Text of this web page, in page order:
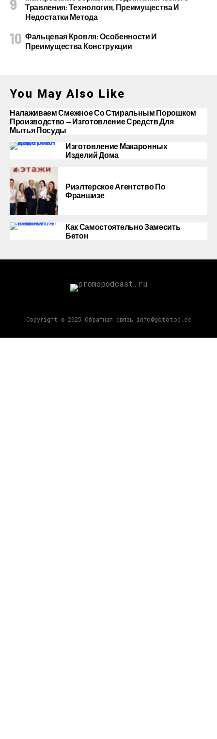
Травления: Технология, Преимущества И
Недостатки Метода
Фальцевая Кровля: Особенности И
Преимущества Конструкции
You May Also Like
Налаживаем Смежное Со Стиральным Порошком
Производство — Изготовление Средств Для
Мытья Посуды
Изготовление Макаронных
Изделий Дома
Риэлтерское Агентство По
Франшизе
Как Самостоятельно Замесить
Бетон
Copyright © 2025 Обратная связь info@gototop.ee